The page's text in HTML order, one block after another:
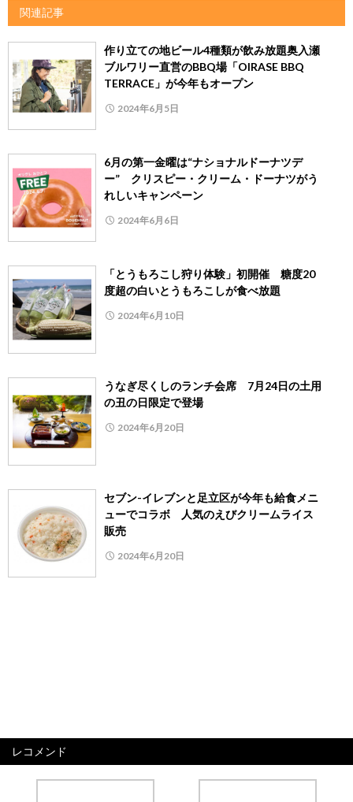
関連記事
作り立ての地ビール4種類が飲み放題奥入瀬
ブルワリー直営のBBQ場「OIRASE BBQ
TERRACE」が今年もオープン
2024年6月5日
6月の第一金曜は“ナショナルドーナツデ
ー” クリスピー・クリーム・ドーナツがう
れしいキャンペーン
2024年6月6日
「とうもろこし狩り体験」初開催 糖度20
度超の白いとうもろこしが食べ放題
2024年6月10日
うなぎ尽くしのランチ会席 7月24日の土用
の丑の日限定で登場
2024年6月20日
セブン-イレブンと足立区が今年も給食メニ
ューでコラボ 人気のえびクリームライス
販売
2024年6月20日
レコメンド